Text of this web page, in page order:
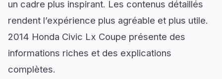
un cadre plus inspirant. Les contenus détaillés
rendent l’expérience plus agréable et plus utile.
2014 Honda Civic Lx Coupe présente des
informations riches et des explications
complètes.